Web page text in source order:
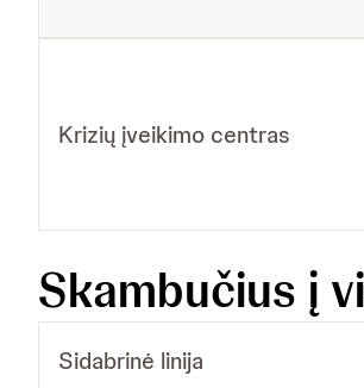
Krizių įveikimo centras
Skambučius į
Sidabrinė linija